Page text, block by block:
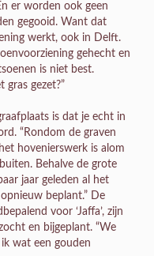
er worden ook geen
gegooid. Want dat
werkt, ook in Delft.
gehecht en
is niet best.
gras gezet?”
is dat je echt in
“Rondom de graven
hovenierswerk is alom
Behalve de grote
jaar geleden al het
beplant.” De
voor ‘Jaffa’, zijn
en bijgeplant. “We
wat een gouden